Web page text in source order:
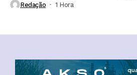
Redação 1 Hora ⁮